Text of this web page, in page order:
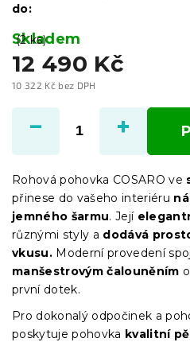
12 490 Kč
10 322 Kč bez DPH
cena:
Skladem
(2 ks)
do:
Rohová pohovka COSARO ve
přinese do vašeho interiéru
jemného šarmu. Její
různými styly a dodává
vkusu. Moderní provedení
manšestrovým čalouněním
první dotek.
Pro dokonalý odpočinek a
poskytuje pohovka kvalitní